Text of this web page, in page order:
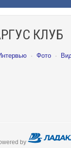
КЛУБ
· Фото ·
by